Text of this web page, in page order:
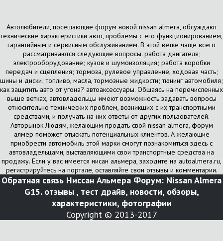
Автолюбители, посещающие форум новой nissan almera, обсуждают
технические характеристики авто, проблемы с его функционированием,
гарантийным и сервисным обслуживанием. В этой ветке чаще всего
рассматриваются следующие вопросы. работа двигателя;
электрооборудование; кузов и шумоизоляция; работа коробки
передач и сцепления; тормоза, рулевое управление, ходовая часть;
шины и диски; топливо, масла, тормозные жидкости; тюнинг автомобиля;
как защитить авто от угона? автоаксессуары. Общаясь на перечисленных
выше ветках, автовладельцы имеют возможность задавать вопросы
относительно технических проблем, возникших с их транспортными
средствами, и получать на них ответы от других пользователей.
Авторынок Людям, желающим продать свой nissan almera, форум
алмер поможет отыскать потенциальных клиентов. А желающие
приобрести автомобиль этой марки смогут познакомиться здесь с
автовладельцами, выставляющими свои транспортные средства на
продажу. Если у вас имеется нисан альмера, заходите на autoalmera.ru,
регистрируйтесь на портале, оставляйте свои отзывы и комментарии.
Обратная связь Ниссан Альмера Форум: Nissan Almera
G15. отзывы , тест драйв, новости, обзоры,
характеристики, фотографии
Copyright © 2013-2017